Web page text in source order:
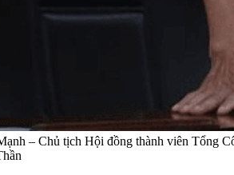
– Chủ tịch Hội đồng thành viên Tổng